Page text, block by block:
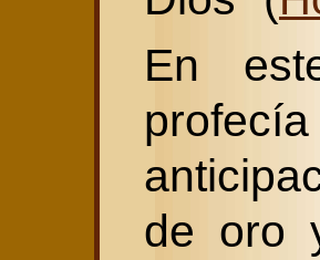
En
de oro